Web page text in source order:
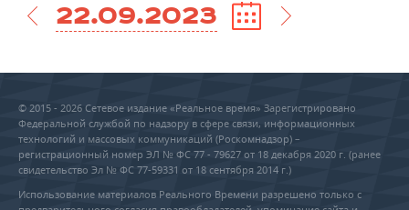
22.09.2023
© 2015 - 2026 Сетевое издание «Реальное время» Зарегистрировано
Федеральной службой по надзору в сфере связи, информационных
технологий и массовых коммуникаций (Роскомнадзор) –
регистрационный номер ЭЛ № ФС 77 - 79627 от 18 декабря 2020 г. (ранее
свидетельство Эл № ФС 77-59331 от 18 сентября 2014 г.)
Использование материалов Реального Времени разрешено только с